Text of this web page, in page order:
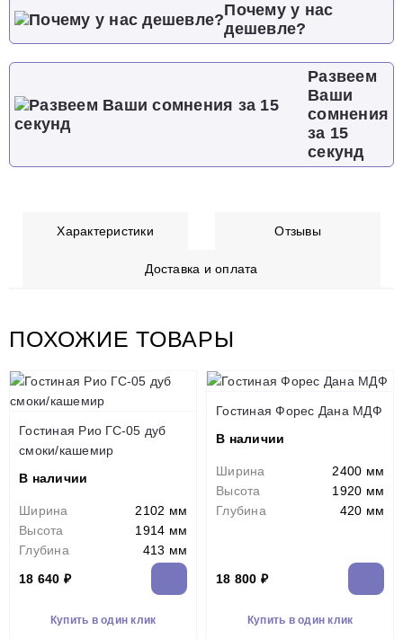
Почему у нас
дешевле?
Развеем
Ваши
сомнения
за 15
секунд
Характеристики Отзывы
Доставка и оплата
ПОХОЖИЕ ТОВАРЫ
Гостиная Рио ГС-05 дуб
смоки/кашемир
В наличии
Ширина
2102 мм
Высота
1914 мм
Глубина
413 мм
18 640 ₽
Купить в один клик
Гостиная Форес Дана МДФ
В наличии
Ширина
2400 мм
Высота
1920 мм
Глубина
420 мм
18 800 ₽
Купить в один клик